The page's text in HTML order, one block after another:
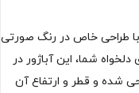
با طراحی خاص در رنگ صورتی
شما، این آباژور در
20 سانتی متر طراحی شده و قطر و ارتفاع آن